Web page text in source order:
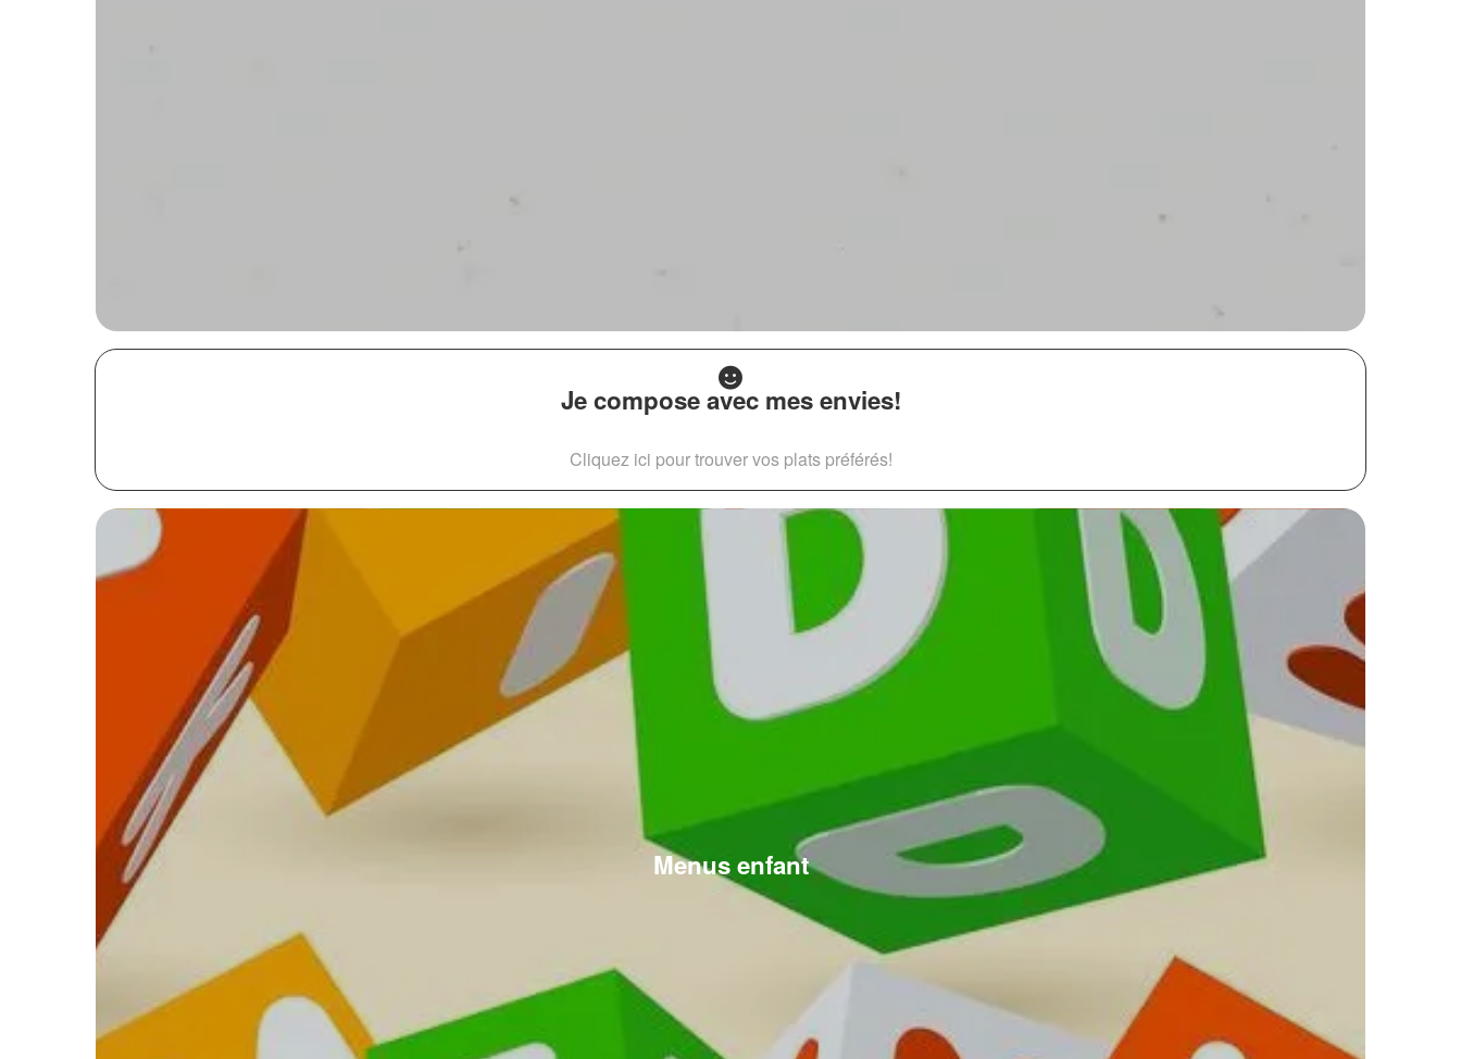
Je compose avec mes envies!
Cliquez ici pour trouver vos plats préférés!
Menus enfant